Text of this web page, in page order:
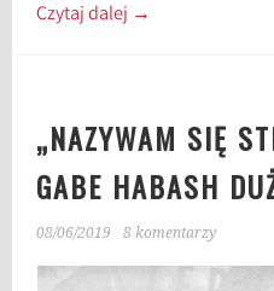
Czytaj dalej →
„NAZYWAM SIĘ
GABE HABASH
08/06/2019 8 komentarzy